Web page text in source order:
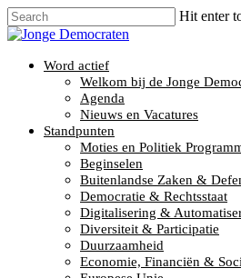
Hit enter
Word actief
Welkom bij de Jonge
Agenda
Nieuws en Vacatures
Standpunten
Moties en Politiek
Beginselen
Buitenlandse Zaken &
Democratie & Rechtsstaat
Digitalisering &
Diversiteit & Participatie
Duurzaamheid
Economie, Financiën &